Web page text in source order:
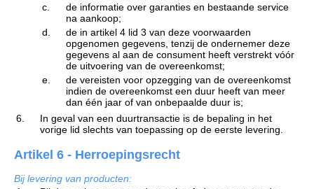
c.
de informatie over garanties en bestaande service
na aankoop;
d.
de in artikel 4 lid 3 van deze voorwaarden
opgenomen gegevens, tenzij de ondernemer deze
gegevens al aan de consument heeft verstrekt vóór
de uitvoering van de overeenkomst;
e.
de vereisten voor opzegging van de overeenkomst
indien de overeenkomst een duur heeft van meer
dan één jaar of van onbepaalde duur is;
6.
In geval van een duurtransactie is de bepaling in het
vorige lid slechts van toepassing op de eerste levering.
Artikel 6 - Herroepingsrecht
Bij levering van producten: